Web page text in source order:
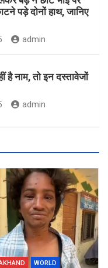
पड़े दोनों हाथ, जानिए
admin
है नाम, तो इन दस्तावेजों
admin
WORLD